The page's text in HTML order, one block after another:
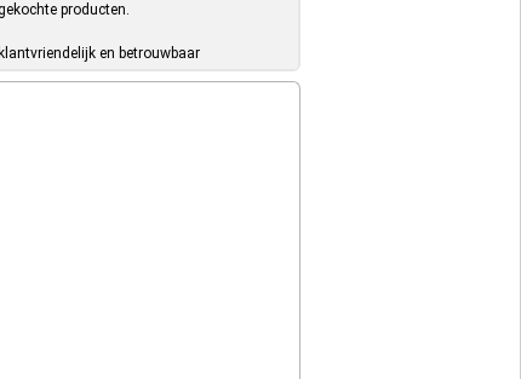
producten.
en betrouwbaar